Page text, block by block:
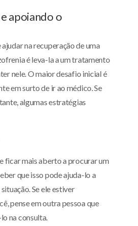
apoiando o
na recuperação de uma
é leva-la a um tratamento
nele. O maior desafio inicial é
em surto de ir ao médico. Se
algumas estratégias
ficar mais aberto a procurar um
que isso pode ajuda-lo a
Se ele estiver
pense em outra pessoa que
na consulta.